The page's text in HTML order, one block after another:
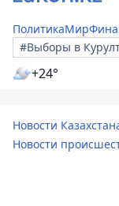
ПолитикаМир
#Выборы в
+24°
Новости
Новости